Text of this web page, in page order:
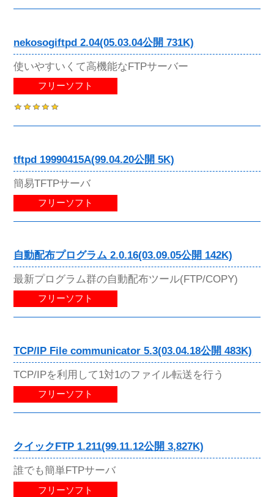
nekosogiftpd 2.04(05.03.04公開 731K)
使いやすいくて高機能なFTPサーバー
フリーソフト
tftpd 19990415A(99.04.20公開 5K)
簡易TFTPサーバ
フリーソフト
自動配布プログラム 2.0.16(03.09.05公開 142K)
最新プログラム群の自動配布ツール(FTP/COPY)
フリーソフト
TCP/IP File communicator 5.3(03.04.18公開 483K)
TCP/IPを利用して1対1のファイル転送を行う
フリーソフト
クイックFTP 1.211(99.11.12公開 3,827K)
誰でも簡単FTPサーバ
フリーソフト